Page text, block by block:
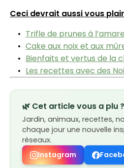
Ceci devrait aussi vous
Trifle de prunes à
Cake aux noix et aux
Bienfaits et vertus de la
Les recettes avec des
🌿 Cet article vous a plu ?
Jardin, animaux, recettes,
chaque jour une nouvelle
réseaux.
Instagram